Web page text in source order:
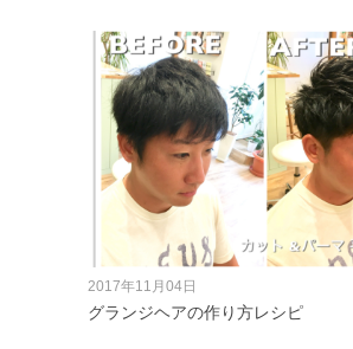
2017年11月04日
グランジヘアの作り方レシピ